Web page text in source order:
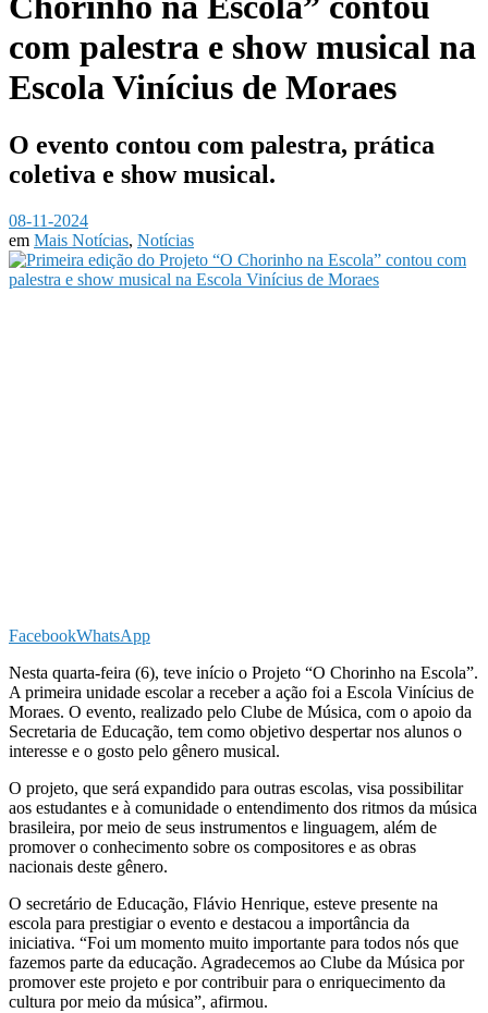
com palestra e show musical na
Escola Vinícius de Moraes
O evento contou com palestra, prática
coletiva e show musical.
08-11-2024
em Mais Notícias, Notícias
FacebookWhatsApp
Nesta quarta-feira (6), teve início o Projeto “O Chorinho na Escola”.
A primeira unidade escolar a receber a ação foi a Escola Vinícius de
Moraes. O evento, realizado pelo Clube de Música, com o apoio da
Secretaria de Educação, tem como objetivo despertar nos alunos o
interesse e o gosto pelo gênero musical.
O projeto, que será expandido para outras escolas, visa possibilitar
aos estudantes e à comunidade o entendimento dos ritmos da música
brasileira, por meio de seus instrumentos e linguagem, além de
promover o conhecimento sobre os compositores e as obras
nacionais deste gênero.
O secretário de Educação, Flávio Henrique, esteve presente na
escola para prestigiar o evento e destacou a importância da
iniciativa. “Foi um momento muito importante para todos nós que
fazemos parte da educação. Agradecemos ao Clube da Música por
promover este projeto e por contribuir para o enriquecimento da
cultura por meio da música”, afirmou.